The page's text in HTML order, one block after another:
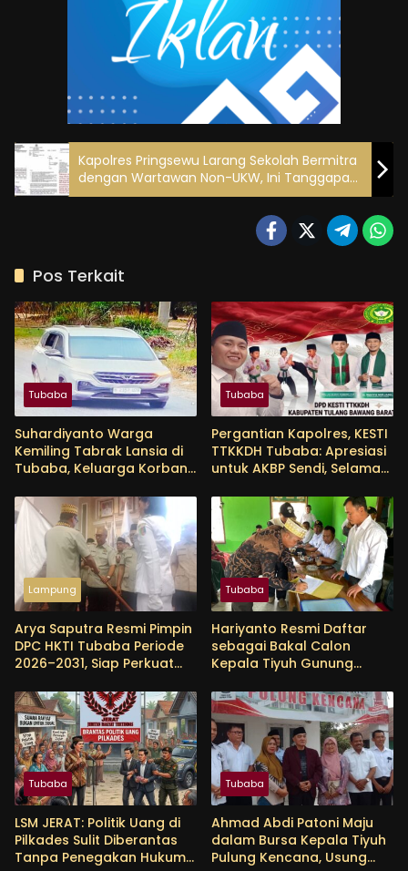
Kapolres Pringsewu Larang Sekolah Bermitra
dengan Wartawan Non-UKW, Ini Tanggapan
Wilson Lalengke
Pos Terkait
Tubaba
Suhardiyanto Warga
Kemiling Tabrak Lansia di
Tubaba, Keluarga Korban
Tubaba
Pergantian Kapolres, KESTI
TTKKDH Tubaba: Apresiasi
untuk AKBP Sendi, Selamat
Himmawan
Lampung
Arya Saputra Resmi Pimpin
DPC HKTI Tubaba Periode
2026–2031, Siap Perkuat
Tubaba
Hariyanto Resmi Daftar
sebagai Bakal Calon
Kepala Tiyuh Gunung
Pembangunan dan
Tingkatkan Kesejahteraan
Warga
Tubaba
LSM JERAT: Politik Uang di
Pilkades Sulit Diberantas
Tanpa Penegakan Hukum
Tubaba
Ahmad Abdi Patoni Maju
dalam Bursa Kepala Tiyuh
Pulung Kencana, Usung